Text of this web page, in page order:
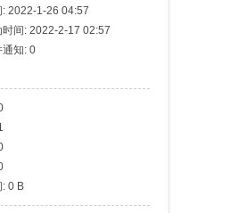
: 2022-1-26 04:57
时间: 2022-2-17 02:57
通知: 0
: 0 B